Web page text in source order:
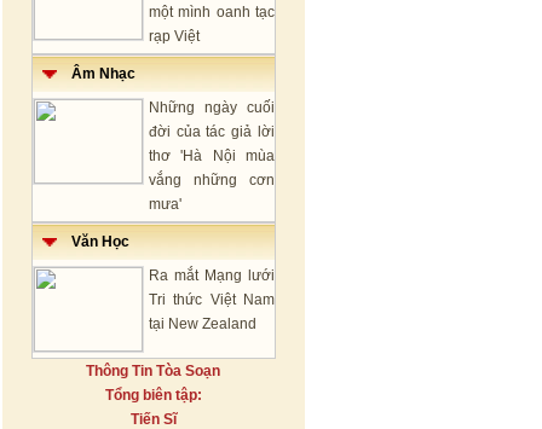
một mình oanh tạc
rạp Việt
Âm Nhạc
Những ngày cuối
đời của tác giả lời
thơ 'Hà Nội mùa
vắng những cơn
mưa'
Văn Học
Ra mắt Mạng lưới
Tri thức Việt Nam
tại New Zealand
Thông Tin Tòa Soạn
Tổng biên tập:
Tiến Sĩ